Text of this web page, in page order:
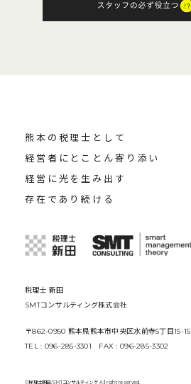
熊本の税理士として
経営者にとことん寄り添い
経営に光を生み出す
存在であり続ける
税理士 新田
SMTコンサルティング株式会社
〒862-0950 熊本県熊本市中央区水前寺5丁目15-15
TEL : 096-285-3301 FAX : 096-285-3302
©税理士新田/SMTコンサルティング All right reserved.